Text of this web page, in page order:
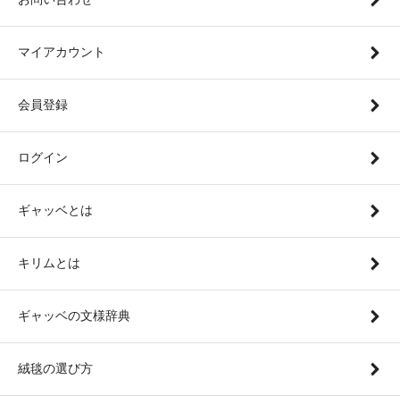
マイアカウント
会員登録
ログイン
ギャッベとは
キリムとは
ギャッベの文様辞典
絨毯の選び方